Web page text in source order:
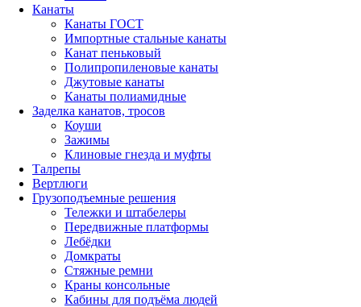
Канаты
Канаты ГОСТ
Импортные стальные канаты
Канат пеньковый
Полипропиленовые канаты
Джутовые канаты
Канаты полиамидные
Заделка канатов, тросов
Коуши
Зажимы
Клиновые гнезда и муфты
Талрепы
Вертлюги
Грузоподъемные решения
Тележки и штабелеры
Передвижные платформы
Лебёдки
Домкраты
Стяжные ремни
Краны консольные
Кабины для подъёма людей